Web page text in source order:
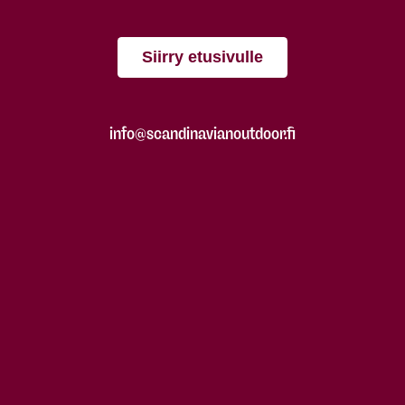
Siirry etusivulle
info@scandinavianoutdoor.fi